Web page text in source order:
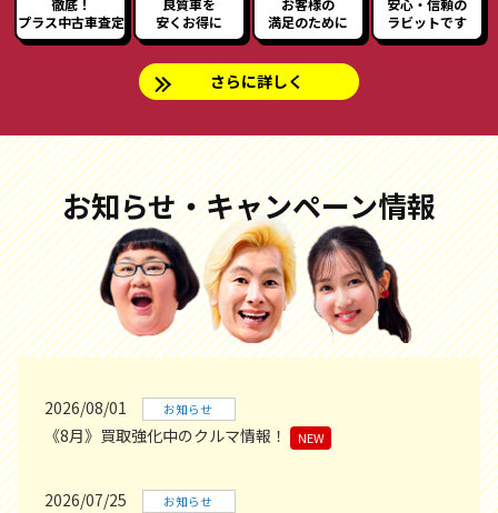
徹底！
プラス中古車査定
良質車を
安くお得に
お客様の
満足のために
安心・信頼の
ラビットです
さらに詳しく
お知らせ・キャンペーン情報
2026/08/01 お知らせ
《8月》買取強化中のクルマ情報！ NEW
2026/07/25 お知らせ